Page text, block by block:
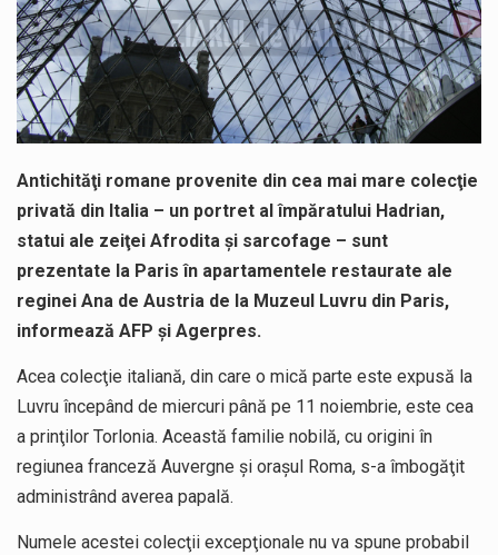
Antichităţi romane provenite din cea mai mare colecţie
privată din Italia – un portret al împăratului Hadrian,
statui ale zeiţei Afrodita şi sarcofage – sunt
prezentate la Paris în apartamentele restaurate ale
reginei Ana de Austria de la Muzeul Luvru din Paris,
informează AFP și Agerpres.
Acea colecţie italiană, din care o mică parte este expusă la
Luvru începând de miercuri până pe 11 noiembrie, este cea
a prinţilor Torlonia. Această familie nobilă, cu origini în
regiunea franceză Auvergne şi oraşul Roma, s-a îmbogăţit
administrând averea papală.
Numele acestei colecţii excepţionale nu va spune probabil